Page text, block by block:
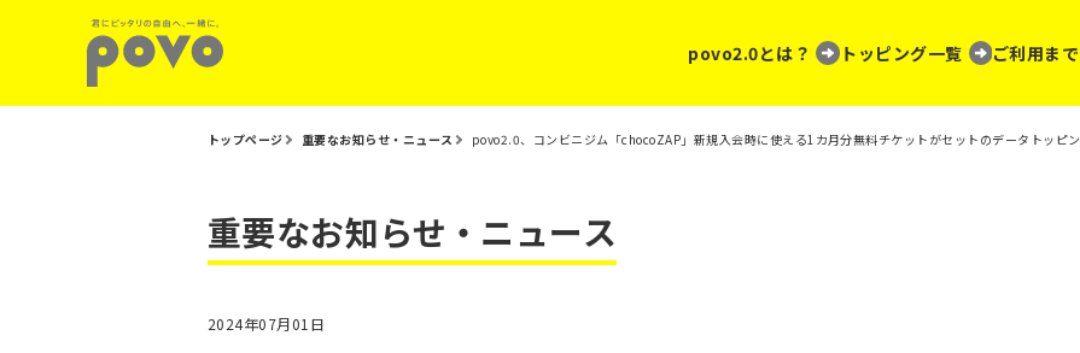
povo2.0とは？ トッピング一覧 ご利用ま
トップページ 重要なお知らせ・ニュース povo2.0、コンビニジム「chocoZAP」新規入会時に使える1カ月分無料チケットがセットのデータトッピ
重要なお知らせ・ニュース
2024年07月01日